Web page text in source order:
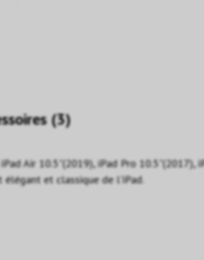
Accessoires (3)
Air 10.5"(2019), iPad Pro 10.5"(2017),
et classique de l'iPad.